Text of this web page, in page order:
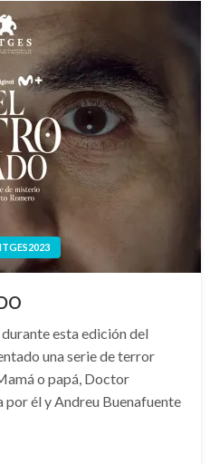
esta edición del
una serie de terror
o papá, Doctor
él y Andreu Buenafuente